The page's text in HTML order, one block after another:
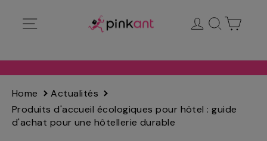
directamente
Ingresar
Buscar
Home
Actualités
Produits d'accueil écologiques pour hôtel : guide
d'achat pour une hôtellerie durable